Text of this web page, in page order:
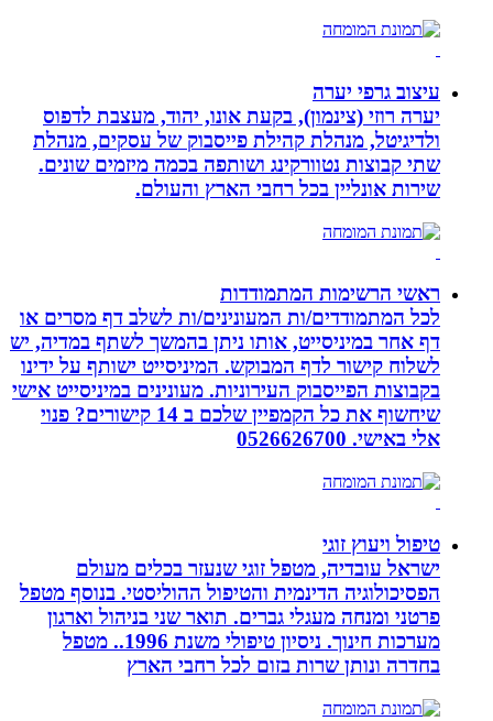
עיצוב גרפי יערה
יערה רוזי (צינמון), בקעת אונו, יהוד, מעצבת לדפוס
ולדיגיטל, מנהלת קהילת פייסבוק של עסקים, מנהלת
שתי קבוצות נטוורקינג ושותפה בכמה מיזמים שונים.
שירות אונליין בכל רחבי הארץ והעולם.
ראשי הרשימות המתמודדות
לכל המתמודדים/ות המעונינים/ות לשלב דף מסרים או
דף אחר במיניסייט, אותו ניתן בהמשך לשתף במדיה, יש
לשלוח קישור לדף המבוקש. המיניסייט ישותף על ידינו
בקבוצות הפייסבוק העירוניות. מעונינים במיניסייט אישי
שיחשוף את כל הקמפיין שלכם ב 14 קישורים? פנוי
אלי באישי. 0526626700
טיפול ויעוץ זוגי
ישראל עובדיה, מטפל זוגי שנעזר בכלים מעולם
הפסיכולוגיה הדינמית והטיפול ההוליסטי. בנוסף מטפל
פרטני ומנחה מעגלי גברים. תואר שני בניהול וארגון
מערכות חינוך. ניסיון טיפולי משנת 1996.. מטפל
בחדרה ונותן שרות בזום לכל רחבי הארץ